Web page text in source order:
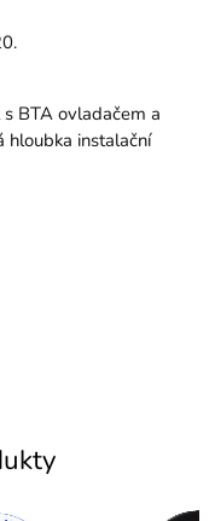
BTA ovladačem a
hloubka instalační